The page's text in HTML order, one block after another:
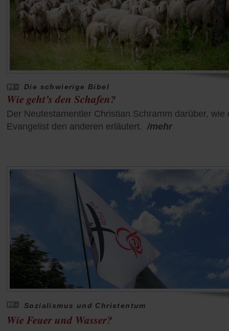
Die schwierige Bibel
Wie geht’s den Schafen?
Der Neutestamentler Christian Schramm darüber, wie
Evangelist den anderen erläutert. /mehr
Sozialismus und Christentum
Wie Feuer und Wasser?